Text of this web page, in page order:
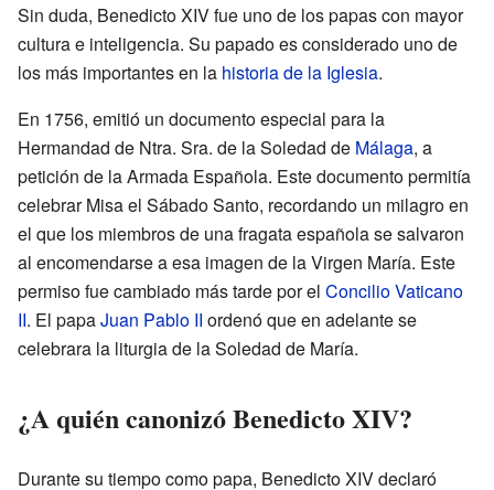
Sin duda, Benedicto XIV fue uno de los papas con mayor
cultura e inteligencia. Su papado es considerado uno de
los más importantes en la historia de la Iglesia.
En 1756, emitió un documento especial para la
Hermandad de Ntra. Sra. de la Soledad de Málaga, a
petición de la Armada Española. Este documento permitía
celebrar Misa el Sábado Santo, recordando un milagro en
el que los miembros de una fragata española se salvaron
al encomendarse a esa imagen de la Virgen María. Este
permiso fue cambiado más tarde por el Concilio Vaticano
II. El papaJuan Pablo II ordenó que en adelante se
celebrara la liturgia de la Soledad de María.
¿A quién canonizó Benedicto XIV?
Durante su tiempo como papa, Benedicto XIV declaró